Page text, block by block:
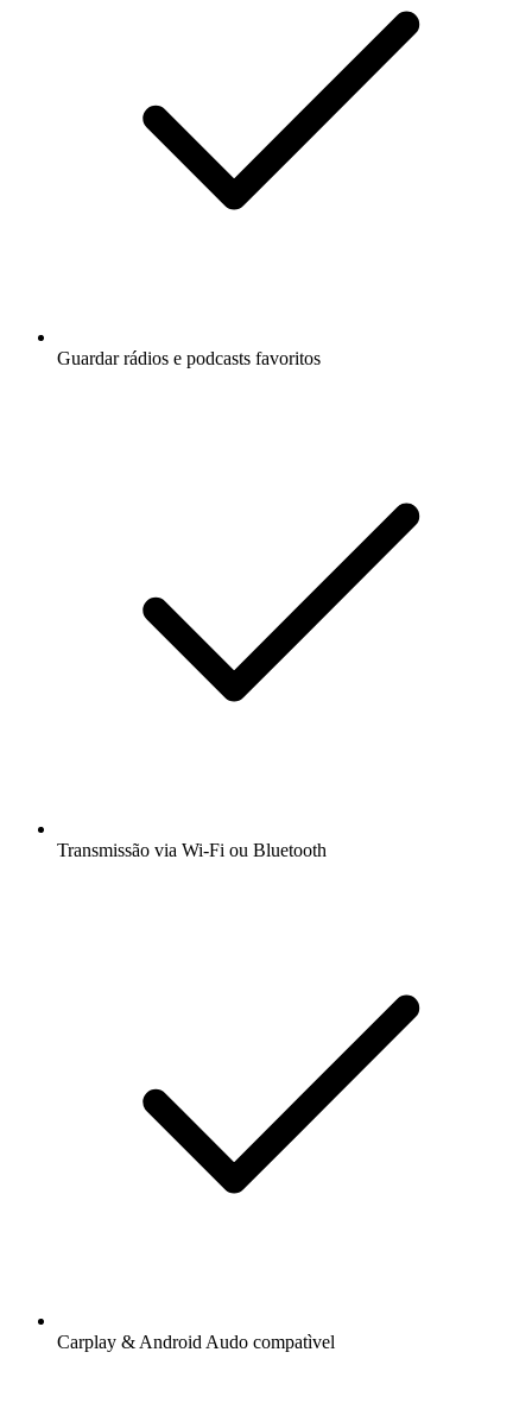
Guardar rádios e podcasts favoritos
Transmissão via Wi-Fi ou Bluetooth
Carplay & Android Audo compatìvel